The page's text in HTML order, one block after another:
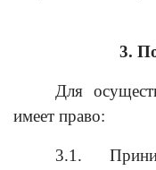
3.
Для
имеет право:
3.1.